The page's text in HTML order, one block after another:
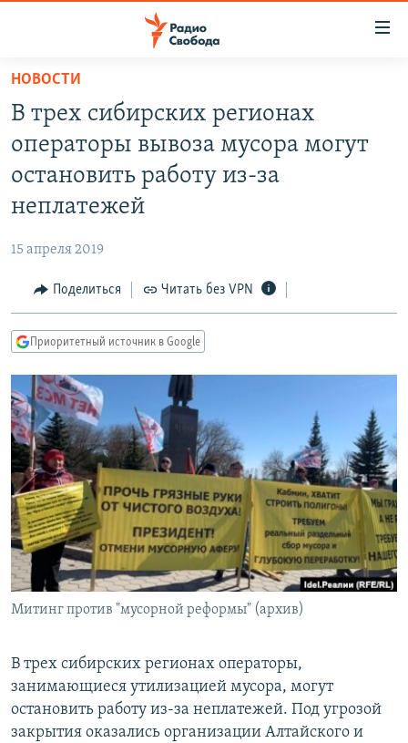
упрощенного
доступа
основному
содержанию
навигации
Вернутся
ПОДКАСТЫ
АВТОРСКИЕ ПРОЕКТЫ
ЦИТАТЫ СВОБОДЫ
КУЛЬТУРА
IDEL.РЕАЛИИ
КАВКАЗ.РЕАЛИИ
СИБИРЬ.РЕАЛИИ
РАСПИСАНИЕ ВЕЩАНИЯ
ПОДПИШИТЕСЬ НА РАССЫЛКУ
СОЦИАЛЬНЫЕ СЕТИ
НОВОСТИ
В трех сибирских регионах
операторы вывоза мусора могут
остановить работу из-за
неплатежей
15 апреля 2019
Поделиться Читать без VPN
Приоритетный источник в Google
Митинг против "мусорной реформы" (архив)
В трех сибирских регионах операторы,
занимающиеся утилизацией мусора, могут
остановить работу из-за неплатежей. Под угрозой
закрытия оказались организации Алтайского и